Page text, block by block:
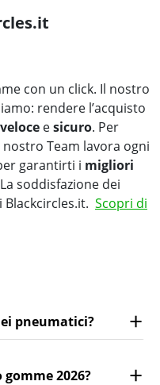
con un click. Il nostro
rendere l’acquisto
veloce esicuro. Per
Team lavora ogni
garantirti i migliori
soddisfazione dei
Scopri di
pneumatici?
2026?